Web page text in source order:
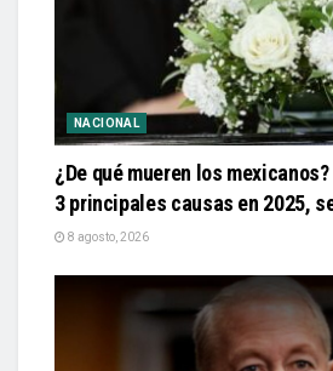
NACIONAL
¿De qué mueren los
3 principales causas en 2025,
8 agosto, 2026